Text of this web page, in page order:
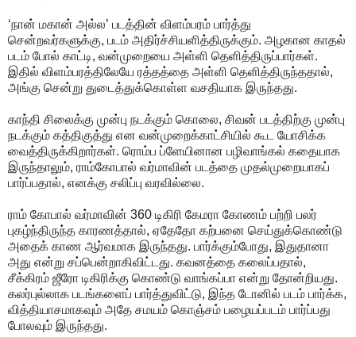
‘நான் மகான் அல்ல’ படத்தின் விளம்பரம் பார்த்து
சென்றவர்களுக்கு, படம் அதிர்ச்சியளித்திருக்கும். அழகான காதல்
படம் போல் காட்டி, வன்முறையை அள்ளி தெளித்திருப்பார்கள்.
இதில் விளம்பரத்திலேயே ரத்தத்தை அள்ளி தெளித்திருந்ததால்,
அங்கு சென்று துடைத்துக்கொள்ள வசதியாக இருந்தது.
காந்தி சிலைக்கு முன்பு நடக்கும் கொலை, சிவன் படத்திற்கு முன்பு
நடக்கும் கத்திகுத்து என வன்முறைக்காட்சியில் கூட யோசிக்க
வைத்திருக்கிறார்கள். ரொம்ப ப்ளேயினான பழிவாங்கல் கதையாக
இருந்தாலும், ராம்கோபால் வர்மாவின் படத்தை முதல்முறையாகப்
பார்ப்பதால், எனக்கு சலிப்பு வரவில்லை.
ராம் கோபால் வர்மாவின் 360 டிகிரி கேமரா கோணம் பற்றி பலர்
புகழ்ந்திருந்த காரணத்தால், ஏதேதோ கற்பனை செய்துக்கொண்டு
அதைக் காண ஆர்வமாக இருந்தது. பார்க்கும்போது, இதுதானா
அது என்று சப்பென்றாகிவிட்டது. கவனத்தை கலைப்பதால்,
சீக்கிரம் ஜீரோ டிகிரிக்கு கொண்டு வாங்கப்பா என்று தோன்றியது.
கலர்புல்லாக படங்களைப் பார்த்துவிட்டு, இந்த டோனில் படம் பார்க்க,
வித்தியாசமாகவும் அதே சமயம் கொஞ்சம் பழையப்படம் பார்ப்பது
போலவும் இருந்தது.